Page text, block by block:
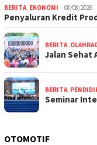
BERITA EKONOMI 08/08/2026
Penyaluran Kredit
BERITA
Jalan Sehat
BERITA
Seminar
OTOMOTIF